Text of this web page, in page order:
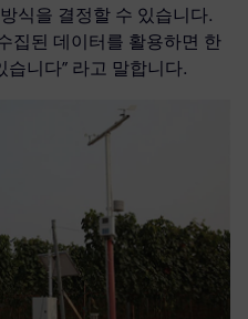
식을 결정할 수 있습니다.
집된 데이터를 활용하면 한
니다” 라고 말합니다.